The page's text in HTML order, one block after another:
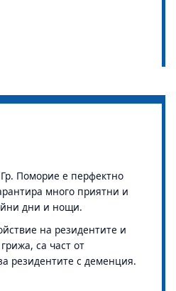
Поморие е перфектно
много приятни и
дни и нощи.
на резидентите и
са част от
резидентите с деменция.